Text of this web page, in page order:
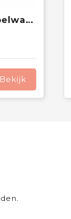
PATAGO - Dubbelwandige drinkfles 425 ml
Bekijk